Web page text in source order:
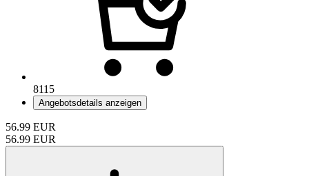
8115
Angebotsdetails anzeigen
56.99 EUR
56.99 EUR